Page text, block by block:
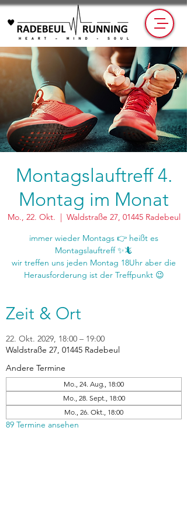
Montagslauftreff 4.
Montag im Monat
Mo., 22. Okt.
  |
Waldstraße 27, 01445 Radebeul
immer wieder Montags 👉 heißt es
Montagslauftreff ✨🦎
wir treffen uns jeden Montag 18Uhr aber die
Zeit & Ort
22. Okt. 2029, 18:00 – 19:00
Waldstraße 27, 01445 Radebeul
Andere Termine
Mo., 24. Aug., 18:00
Mo., 28. Sept., 18:00
Mo., 26. Okt., 18:00
89 Termine ansehen